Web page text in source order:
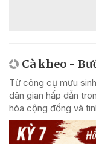
Cà kheo -
Từ công cụ mưu
dân gian hấp dẫn
hóa cộng đồng và